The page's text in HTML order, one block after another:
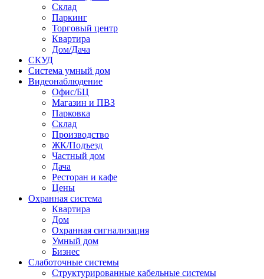
Склад
Паркинг
Торговый центр
Квартира
Дом/Дача
СКУД
Система умный дом
Видеонаблюдение
Офис/БЦ
Магазин и ПВЗ
Парковка
Склад
Производство
ЖК/Подъезд
Частный дом
Дача
Ресторан и кафе
Цены
Охранная система
Квартира
Дом
Охранная сигнализация
Умный дом
Бизнес
Слаботочные системы
Структурированные кабельные системы